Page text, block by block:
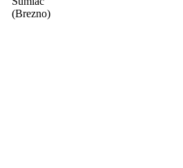
(Brezno)